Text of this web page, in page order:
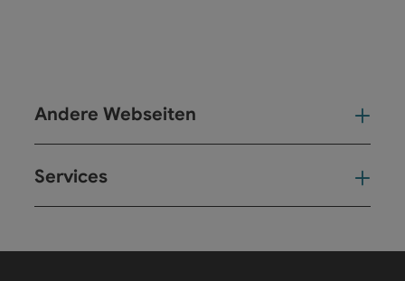
Andere Webseiten
Services